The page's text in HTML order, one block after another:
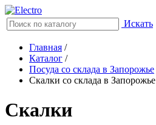
Искать
Главная /
Каталог /
Посуда со склада в Запорожье
Скалки со склада в Запорожье
Скалки